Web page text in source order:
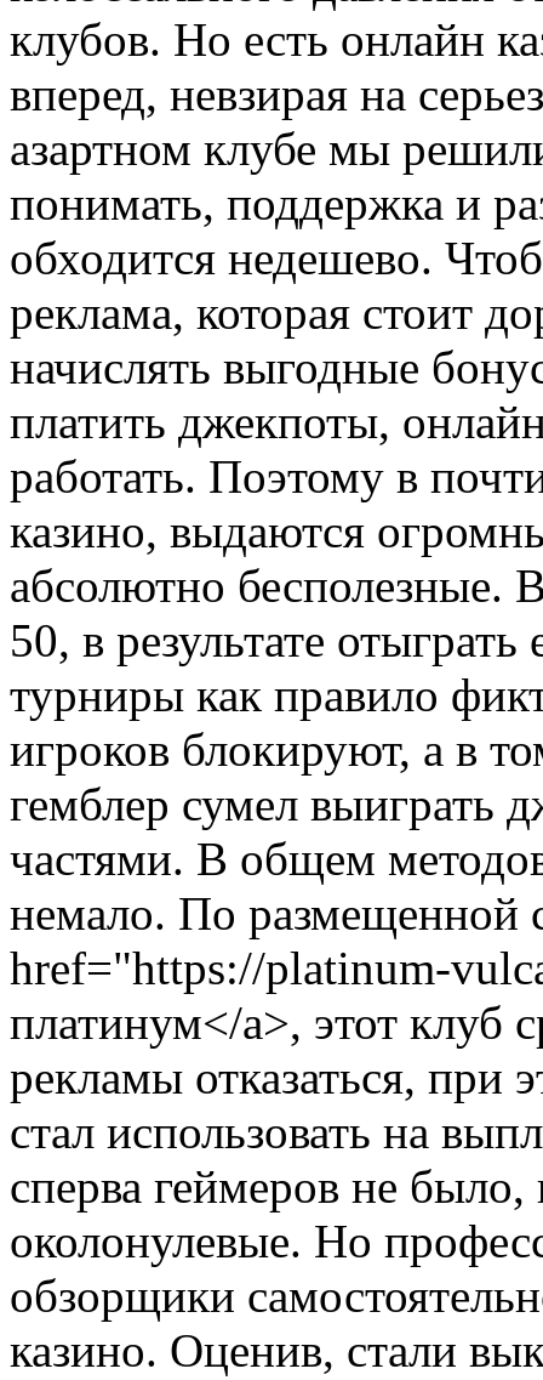
клубов. Но есть онлайн
вперед, невзирая на
азартном клубе мы
понимать, поддержка и
обходится недешево.
реклама, которая стоит
начислять выгодные
платить джекпоты,
работать. Поэтому в
казино, выдаются
абсолютно бесполезные.
50, в результате
турниры как правило
игроков блокируют, а в
гемблер сумел выиграть
частями. В общем
немало. По размещенной
href="https://platinum-
платинум</a>, этот клуб
рекламы отказаться, при
стал использовать на
сперва геймеров не было,
околонулевые. Но
обзорщики
казино. Оценив, стали